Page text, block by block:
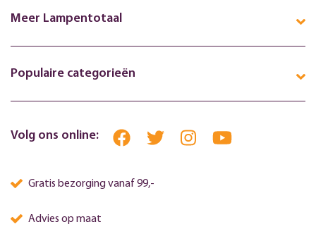
Meer Lampentotaal
Populaire categorieën
Volg ons online:
Gratis bezorging vanaf 99,-
Advies op maat